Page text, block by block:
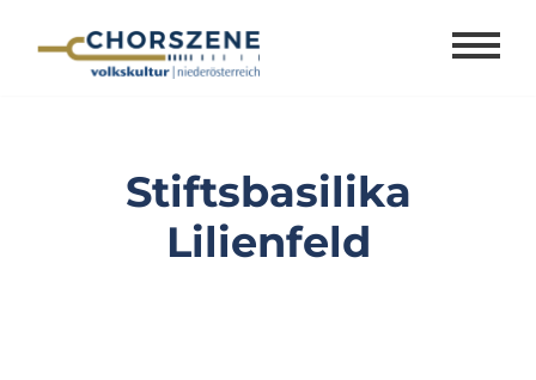
Stiftsbasilika
Lilienfeld